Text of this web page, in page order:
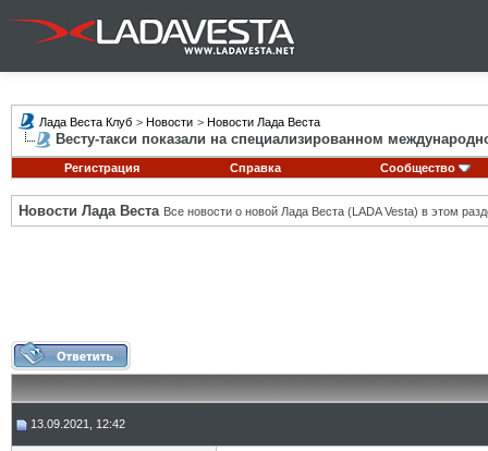
Лада Веста Клуб > Новости > Новости Лада Веста
Весту-такси показали на специализированном
Регистрация Справка Сообщество
Новости Лада Веста Все новости о новой Лада Веста (LADA Vesta) в этом
13.09.2021, 12:42